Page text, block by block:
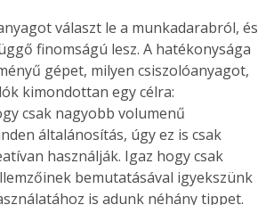
választ le a munkadarabról, és
finomságú lesz. A hatékonysága
gépet, milyen csiszolóanyagot,
kimondottan egy célra:
csak nagyobb volumenű
általánosítás, úgy ez is csak
használják. Igaz hogy csak
bemutatásával igyekszünk
is adunk néhány tippet.